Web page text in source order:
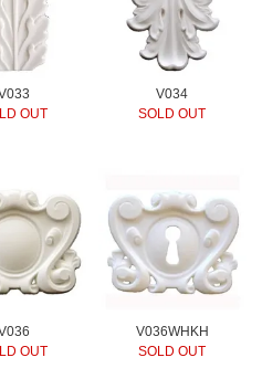
OUT
V034
SOLD OUT
OUT
V036WHKH
SOLD OUT